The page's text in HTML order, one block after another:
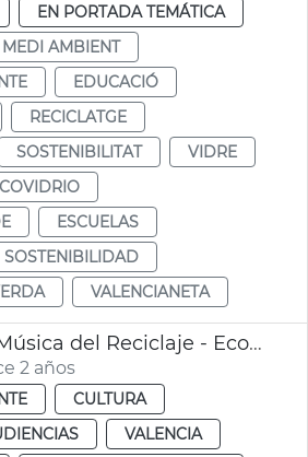
EN PORTADA TEMÁTICA
MEDI AMBIENT
EDUCACIÓ
RECICLATGE
SOSTENIBILITAT
VIDRE
ESCUELAS
SOSTENIBILIDAD
VALENCIANETA
Orquesta La Música del Reciclaje - Ecoembes
2 años
CULTURA
VALENCIA